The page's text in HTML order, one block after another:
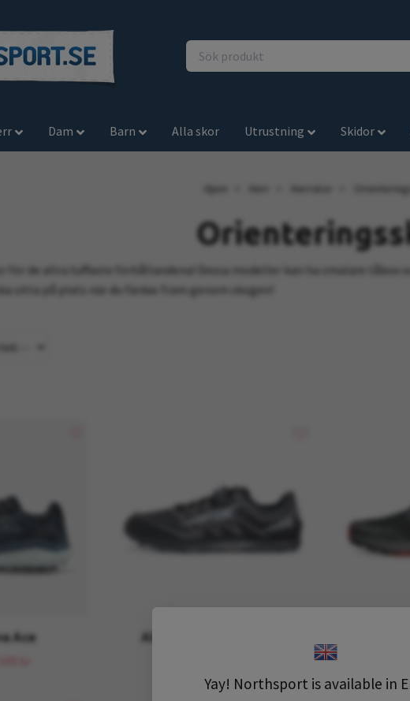
Dam Barn Alla skor Utrustning Skidor
Hjem
för de allra tuffaste förhållandena! Dessa modeller kan ha smalare
sitta på plats när du färdas fram genom skogen!
Ace Altra M King MT 2 Black Altra M
Yay! Northsport is available in